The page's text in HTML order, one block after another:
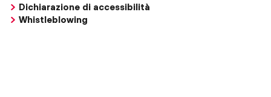
Dichiarazione di accessibilità
Whistleblowing